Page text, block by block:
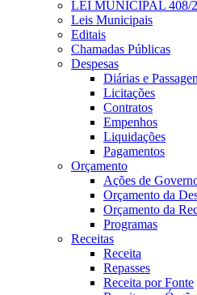
LEI MUNICIPAL 408/
Leis Municipais
Editais
Chamadas Públicas
Despesas
Diárias e
Licitações
Contratos
Empenhos
Liquidações
Pagamentos
Orçamento
Ações de
Orçamento da
Orçamento da
Programas
Receitas
Receita
Repasses
Receita por Fonte